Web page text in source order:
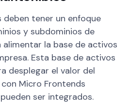
deben tener un enfoque
y subdominios de
alimentar la base de activos
Esta base de activos
desplegar el valor del
Micro Frontends
ser integrados.